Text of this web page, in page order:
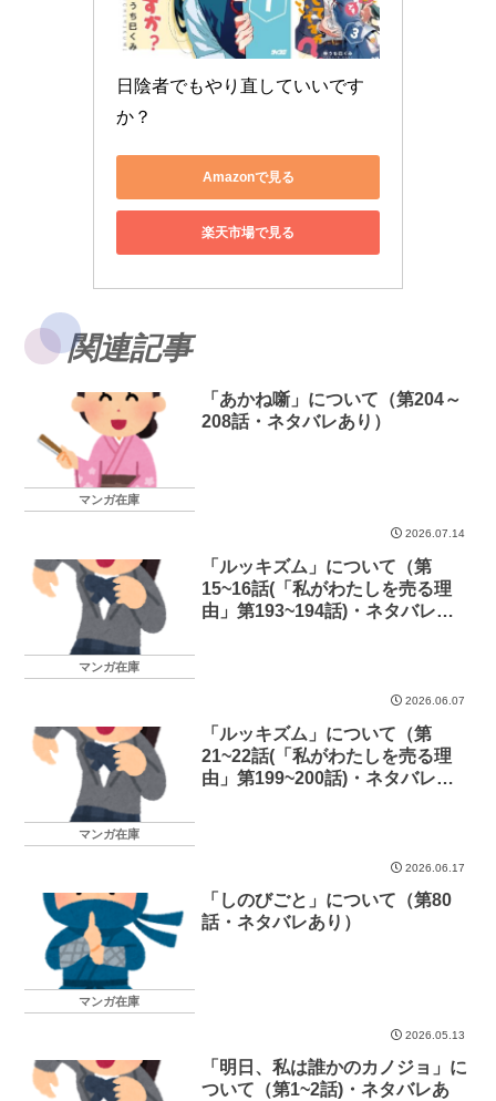
日陰者でもやり直していいです
か？
Amazonで見る
楽天市場で見る
関連記事
マンガ在庫
「あかね噺」について（第204～
208話・ネタバレあり）
2026.07.14
マンガ在庫
「ルッキズム」について（第
15~16話(「私がわたしを売る理
由」第193~194話)・ネタバレあ
2026.06.07
マンガ在庫
「ルッキズム」について（第
21~22話(「私がわたしを売る理
由」第199~200話)・ネタバレあ
2026.06.17
マンガ在庫
「しのびごと」について（第80
話・ネタバレあり）
2026.05.13
「明日、私は誰かのカノジョ」に
ついて（第1~2話)・ネタバレあ